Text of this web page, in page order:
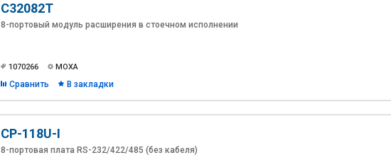
C32082T
8-портовый модуль расширения в стоечном исполнении
1070266 MOXA
Сравнить В закладки
CP-118U-I
8-портовая плата RS-232/422/485 (без кабеля)